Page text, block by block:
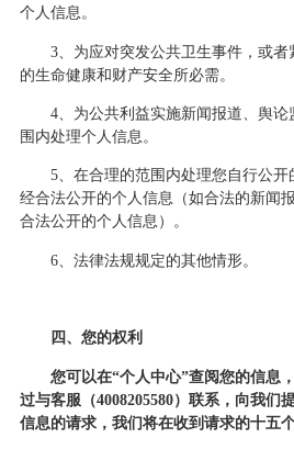
个人信息。
3、为应对突发公共卫生事件，或者
的生命健康和财产安全所必需。
4、为公共利益实施新闻报道、舆
围内处理个人信息。
5、在合理的范围内处理您自行公
经合法公开的个人信息（如合法的新闻
合法公开的个人信息）。
6、法律法规规定的其他情形。
四、您的权利
您可以在“个人中心”查阅您的信息 ，
过与客服 （4008205580） 联系， 向我们
信息的请求， 我们将在收到请求的十五